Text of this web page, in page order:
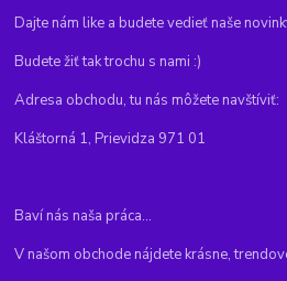
Dajte nám like a budete vedieť naše
Budete žiť tak trochu s nami :)
Adresa obchodu, tu nás môžete navštíviť:
Kláštorná 1, Prievidza 971 01
Baví nás naša práca...
V našom obchode nájdete krásne,